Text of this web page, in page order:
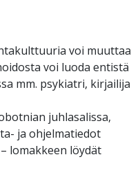
voi muuttaa
voi luoda entistä
mm. psykiatri, kirjailija
juhlasalissa,
ja ohjelmatiedot
lomakkeen löydät